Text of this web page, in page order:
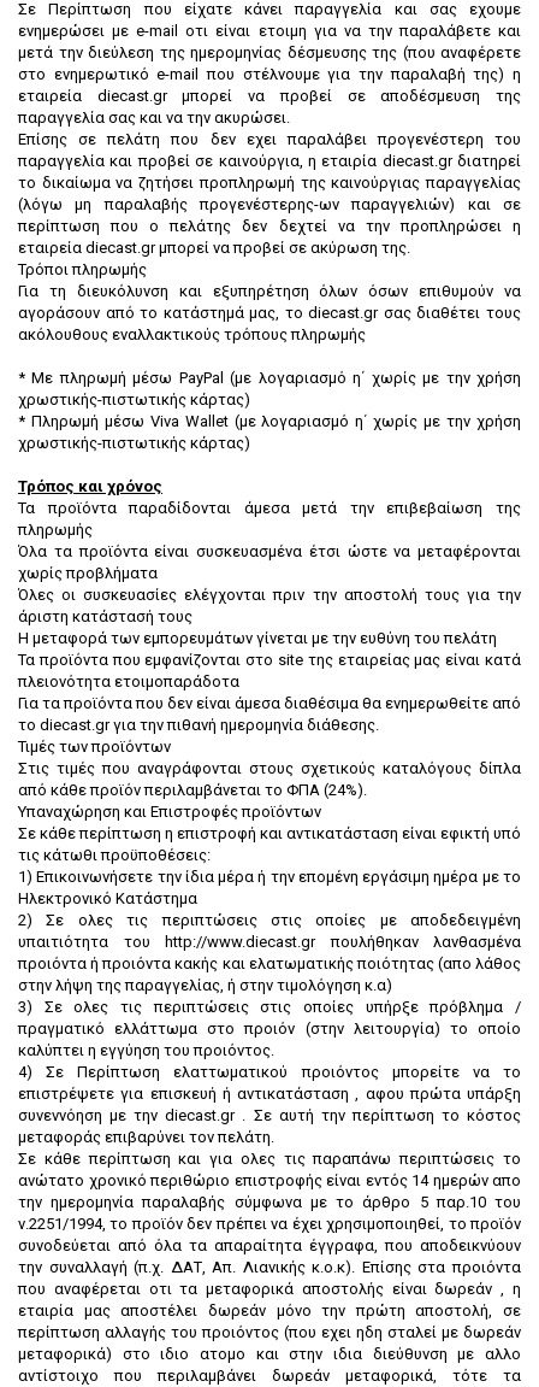
Σε Περίπτωση που είχατε κάνει παραγγελία και σας εχουμε
ενημερώσει με e-mail οτι είναι ετοιμη για να την παραλάβετε και
μετά την διεύλεση της ημερομηνίας δέσμευσης της (που αναφέρετε
στο ενημερωτικό e-mail που στέλνουμε για την παραλαβή της) η
εταιρεία diecast.gr μπορεί να προβεί σε αποδέσμευση της
παραγγελία σας και να την ακυρώσει.
Επίσης σε πελάτη που δεν εχει παραλάβει προγενέστερη του
παραγγελία και προβεί σε καινούργια, η εταιρία diecast.gr διατηρεί
το δικαίωμα να ζητήσει προπληρωμή της καινούργιας παραγγελίας
(λόγω μη παραλαβής προγενέστερης-ων παραγγελιών) και σε
περίπτωση που ο πελάτης δεν δεχτεί να την προπληρώσει η
εταιρεία diecast.gr μπορεί να προβεί σε ακύρωση της.
Τρόποι πληρωμής
Για τη διευκόλυνση και εξυπηρέτηση όλων όσων επιθυμούν να
αγοράσουν από το κατάστημά μας, το diecast.gr σας διαθέτει τους
ακόλουθους εναλλακτικούς τρόπους πληρωμής
* Με πληρωμή μέσω PayPal (με λογαριασμό η΄ χωρίς με την χρήση
χρωστικής-πιστωτικής κάρτας)
* Πληρωμή μέσω Viva Wallet (με λογαριασμό η΄ χωρίς με την χρήση
χρωστικής-πιστωτικής κάρτας)
Τρόπος και χρόνος
Τα προϊόντα παραδίδονται άμεσα μετά την επιβεβαίωση της
πληρωμής
Όλα τα προϊόντα είναι συσκευασμένα έτσι ώστε να μεταφέρονται
χωρίς προβλήματα
Όλες οι συσκευασίες ελέγχονται πριν την αποστολή τους για την
άριστη κατάστασή τους
Η μεταφορά των εμπορευμάτων γίνεται με την ευθύνη του πελάτη
Τα προϊόντα που εμφανίζονται στο site της εταιρείας μας είναι κατά
πλειονότητα ετοιμοπαράδοτα
Για τα προϊόντα που δεν είναι άμεσα διαθέσιμα θα ενημερωθείτε από
το diecast.gr για την πιθανή ημερομηνία διάθεσης.
Τιμές των προϊόντων
Στις τιμές που αναγράφονται στους σχετικούς καταλόγους δίπλα
από κάθε προϊόν περιλαμβάνεται το ΦΠΑ (24%).
Υπαναχώρηση και Επιστροφές προϊόντων
Σε κάθε περίπτωση η επιστροφή και αντικατάσταση είναι εφικτή υπό
τις κάτωθι προϋποθέσεις:
1) Επικοινωνήσετε την ίδια μέρα ή την επομένη εργάσιμη ημέρα με το
Ηλεκτρονικό Κατάστημα
2) Σε ολες τις περιπτώσεις στις οποίες με αποδεδειγμένη
υπαιτιότητα του http://www.diecast.gr πουλήθηκαν λανθασμένα
προιόντα ή προιόντα κακής και ελατωματικής ποιότητας (απο λάθος
στην λήψη της παραγγελίας, ή στην τιμολόγηση κ.α)
3) Σε ολες τις περιπτώσεις στις οποίες υπήρξε πρόβλημα /
πραγματικό ελλάττωμα στο προιόν (στην λειτουργία) το οποίο
καλύπτει η εγγύηση του προιόντος.
4) Σε Περίπτωση ελαττωματικού προιόντος μπορείτε να το
επιστρέψετε για επισκευή ή αντικατάσταση , αφου πρώτα υπάρξη
συνεννόηση με την diecast.gr . Σε αυτή την περίπτωση το κόστος
μεταφοράς επιβαρύνει τον πελάτη.
Σε κάθε περίπτωση και για ολες τις παραπάνω περιπτώσεις το
ανώτατο χρονικό περιθώριο επιστροφής είναι εντός 14 ημερών απο
την ημερομηνία παραλαβής σύμφωνα με το άρθρο 5 παρ.10 του
ν.2251/1994, το προϊόν δεν πρέπει να έχει χρησιμοποιηθεί, το προϊόν
συνοδεύεται από όλα τα απαραίτητα έγγραφα, που αποδεικνύουν
την συναλλαγή (π.χ. ΔΑΤ, Απ. Λιανικής κ.ο.κ). Επίσης στα προιόντα
που αναφέρεται οτι τα μεταφορικά αποστολής είναι δωρεάν , η
εταιρία μας αποστέλει δωρεάν μόνο την πρώτη αποστολή, σε
περίπτωση αλλαγής του προιόντος (που εχει ηδη σταλεί με δωρεάν
μεταφορικά) στο ιδιο ατομο και στην ιδια διεύθυνση με αλλο
αντίστοιχο που περιλαμβάνει δωρεάν μεταφορικά, τότε τα